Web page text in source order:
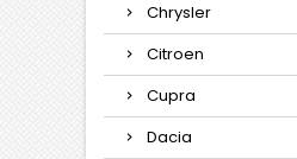
Chrysler
Citroen
Cupra
Dacia